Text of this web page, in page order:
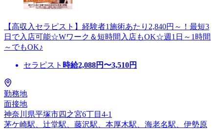
【高収入セラピスト】経験者1施術あたり2,840円～！最短3
日で入店可能☆Wワーク＆短時間入店もOK☆週1日～1時間
～でもOK♪
セラピスト 時給2,088円〜3,510円
勤務地
面接地
神奈川県平塚市四之宮6丁目4-1
茅ケ崎駅、辻堂駅、藤沢駅、本厚木駅、海老名駅、伊勢原